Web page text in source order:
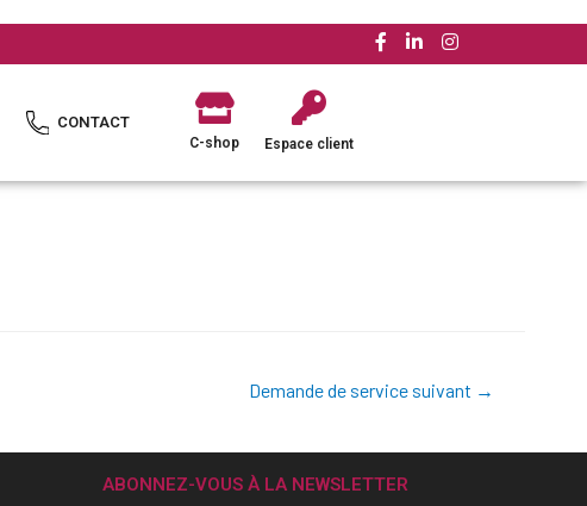
CONTACT
C-shop Espace client
Demande de service suivant →
ABONNEZ-VOUS À LA NEWSLETTER